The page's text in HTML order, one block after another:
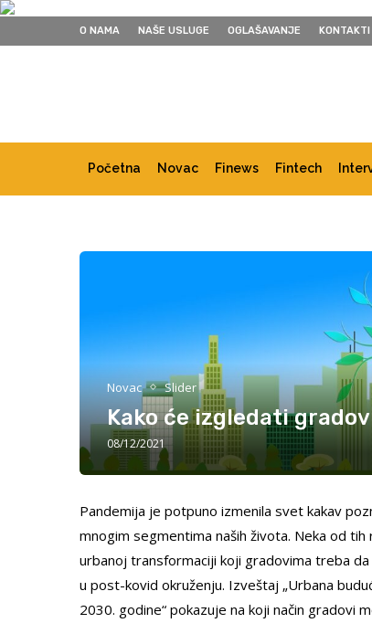
O NAMA NAŠE USLUGE OGLAŠAVANJE KONTAKTI
Početna Novac Finews Fintech
Novac Slider
Kako će izgledati
08/12/2021
Pandemija je potpuno izmenila svet kakav
mnogim segmentima naših života. Neka od
urbanoj transformaciji koji gradovima treba
u post-kovid okruženju. Izveštaj „Urbana
2030. godine“ pokazuje na koji način gradovi